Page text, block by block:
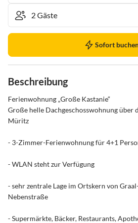
Sofort
Beschreibung
Ferienwohnung „Große Kastanie“
Große helle Dachgeschosswohnung über
Müritz
- 3-Zimmer-Ferienwohnung für 4+1
- WLAN steht zur Verfügung
- sehr zentrale Lage im Ortskern von
Nebenstraße
- Supermärkte, Bäcker, Restaurants,